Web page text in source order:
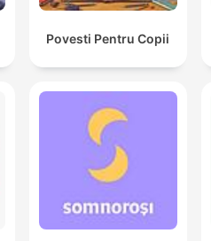
Povesti Pentru Copii